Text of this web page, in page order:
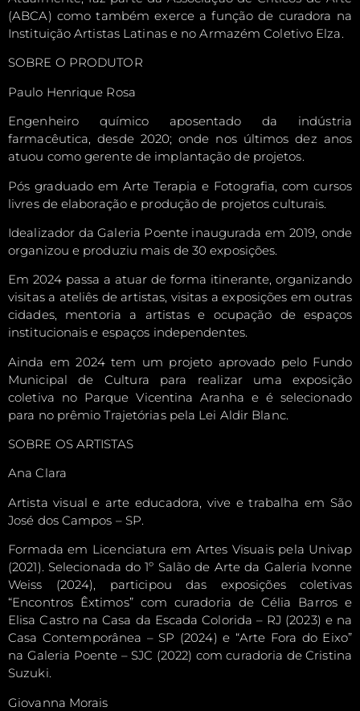
(ABCA) como também exerce a função de curadora na
Instituição Artistas Latinas e no Armazém Coletivo Elza.
SOBRE O PRODUTOR
Paulo Henrique Rosa
Engenheiro químico aposentado da indústria
farmacêutica, desde 2020; onde nos últimos dez anos
atuou como gerente de implantação de projetos.
Pós graduado em Arte Terapia e Fotografia, com cursos
livres de elaboração e produção de projetos culturais.
Idealizador da Galeria Poente inaugurada em 2019, onde
organizou e produziu mais de 30 exposições.
Em 2024 passa a atuar de forma itinerante, organizando
visitas a ateliês de artistas, visitas a exposições em outras
cidades, mentoria a artistas e ocupação de espaços
institucionais e espaços independentes.
Ainda em 2024 tem um projeto aprovado pelo Fundo
Municipal de Cultura para realizar uma exposição
coletiva no Parque Vicentina Aranha e é selecionado
para no prêmio Trajetórias pela Lei Aldir Blanc.
SOBRE OS ARTISTAS
Ana Clara
Artista visual e arte educadora, vive e trabalha em São
José dos Campos – SP.
Formada em Licenciatura em Artes Visuais pela Univap
(2021). Selecionada do 1º Salão de Arte da Galeria Ivonne
Weiss (2024), participou das exposições coletivas
“Encontros Êxtimos” com curadoria de Célia Barros e
Elisa Castro na Casa da Escada Colorida – RJ (2023) e na
Casa Contemporânea – SP (2024) e “Arte Fora do Eixo”
na Galeria Poente – SJC (2022) com curadoria de Cristina
Suzuki.
Giovanna Morais